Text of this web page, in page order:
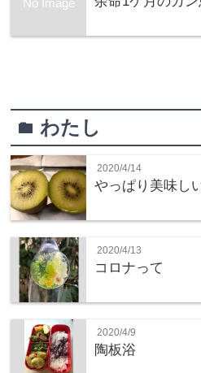
folderわたし
2020/4/14
やっぱり美味し
2020/4/13
コロナって
2020/4/9
陶板浴